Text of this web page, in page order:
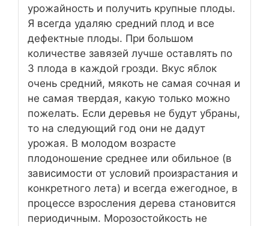
урожайность и получить крупные плоды.
Я всегда удаляю средний плод и все
дефектные плоды. При большом
количестве завязей лучше оставлять по
3 плода в каждой грозди. Вкус яблок
очень средний, мякоть не самая сочная и
не самая твердая, какую только можно
пожелать. Если деревья не будут убраны,
то на следующий год они не дадут
урожая. В молодом возрасте
плодоношение среднее или обильное (в
зависимости от условий произрастания и
конкретного лета) и всегда ежегодное, в
процессе взросления дерева становится
периодичным. Морозостойкость не